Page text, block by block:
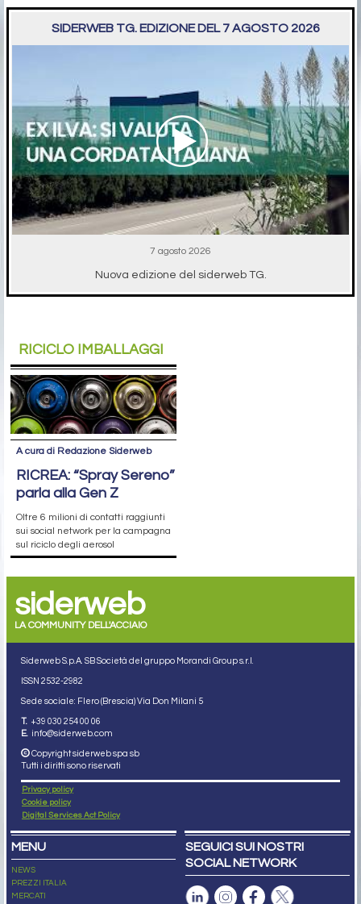
SIDERWEB TG. EDIZIONE DEL 7 AGOSTO 2026
7 agosto 2026
Nuova edizione del siderweb TG.
RICICLO IMBALLAGGI
A cura di Redazione Siderweb
RICREA: “Spray Sereno”
parla alla Gen Z
Oltre 6 milioni di contatti raggiunti
sui social network per la campagna
sul riciclo degli aerosol
siderweb
LA COMMUNITY DELL'ACCIAIO
Siderweb S.p.A. SB Società del gruppo Morandi Group s.r.l.
ISSN 2532-2982
Sede sociale: Flero (Brescia) Via Don Milani 5
T. +39 030 254 00 06
E. info@siderweb.com
Copyright siderweb spa sb
Tutti i diritti sono riservati
Privacy policy
Cookie policy
Digital Services Act Policy
MENU
NEWS
PREZZI ITALIA
MERCATI
SEGUICI SUI NOSTRI
SOCIAL NETWORK